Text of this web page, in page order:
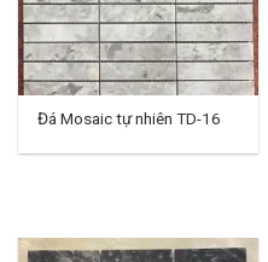
Đá Mosaic tự nhiên TD-16